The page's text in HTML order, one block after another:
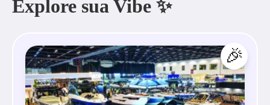
Explore sua Vibe ✨
🎉